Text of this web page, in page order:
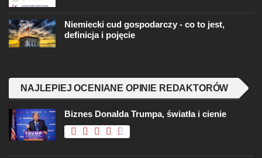
Niemiecki cud gospodarczy - co to jest,
definicja i pojęcie
NAJLEPIEJ OCENIANE OPINIE REDAKTORÓW
Biznes Donalda Trumpa, światła i cienie